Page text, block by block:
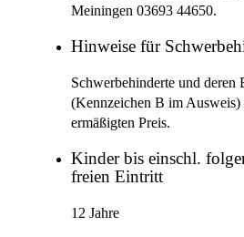
Meiningen 03693 44650.
Hinweise für
Schwerbehinderte und deren
(Kennzeichen B im Ausweis)
ermäßigten Preis.
Kinder bis einschl.
freien Eintritt
12 Jahre